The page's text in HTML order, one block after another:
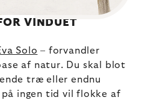
VINDUET
Solo – forvandler
af natur. Du skal blot
træ eller endnu
på ingen tid vil flokke af